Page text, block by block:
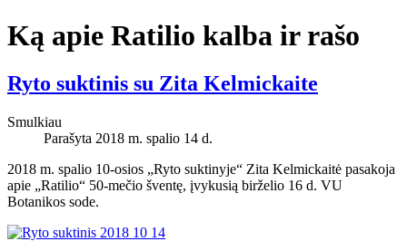
Ką apie Ratilio kalba ir rašo
Ryto suktinis su Zita Kelmickaite
Smulkiau
Parašyta 2018 m. spalio 14 d.
2018 m. spalio 10-osios „Ryto suktinyje“ Zita Kelmickaitė pasakoja
apie „Ratilio“ 50-mečio šventę, įvykusią birželio 16 d. VU
Botanikos sode.